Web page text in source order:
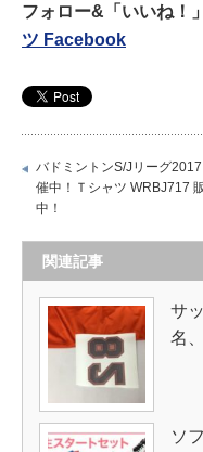
フォロー&「いいね！
ツ Facebook
バドミントンS/Jリーグ2017
催中！Ｔシャツ WRBJ717
中！
関連記事
サ
名
ソ